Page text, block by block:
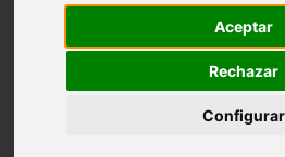
Aceptar
Rechazar
Configurar
GRUPO: 1205 F4
BAR KUKUE JOTAKE